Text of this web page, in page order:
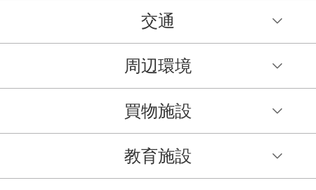
交通
周辺環境
買物施設
教育施設